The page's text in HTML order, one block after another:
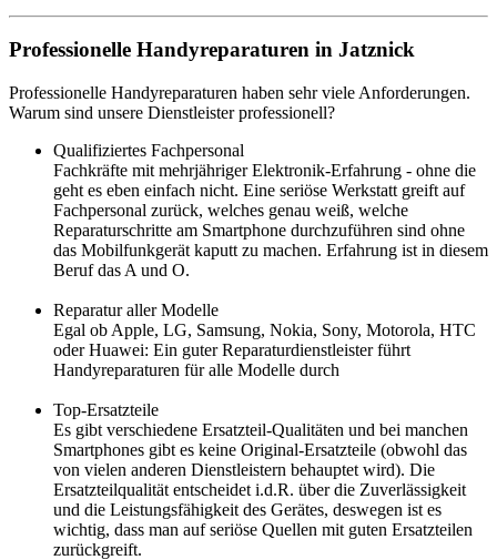
Professionelle Handyreparaturen in Jatznick
Professionelle Handyreparaturen haben sehr viele Anforderungen.
Warum sind unsere Dienstleister professionell?
Qualifiziertes Fachpersonal
Fachkräfte mit mehrjähriger Elektronik-Erfahrung - ohne die
geht es eben einfach nicht. Eine seriöse Werkstatt greift auf
Fachpersonal zurück, welches genau weiß, welche
Reparaturschritte am Smartphone durchzuführen sind ohne
das Mobilfunkgerät kaputt zu machen. Erfahrung ist in diesem
Beruf das A und O.
Reparatur aller Modelle
Egal ob Apple, LG, Samsung, Nokia, Sony, Motorola, HTC
oder Huawei: Ein guter Reparaturdienstleister führt
Handyreparaturen für alle Modelle durch
Top-Ersatzteile
Es gibt verschiedene Ersatzteil-Qualitäten und bei manchen
Smartphones gibt es keine Original-Ersatzteile (obwohl das
von vielen anderen Dienstleistern behauptet wird). Die
Ersatzteilqualität entscheidet i.d.R. über die Zuverlässigkeit
und die Leistungsfähigkeit des Gerätes, deswegen ist es
wichtig, dass man auf seriöse Quellen mit guten Ersatzteilen
zurückgreift.